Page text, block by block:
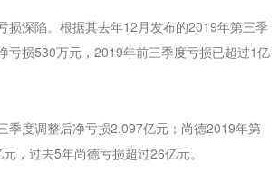
损深陷。根据其去年12月发布的2019年第三季
亏损530万元，2019年前三季度亏损已超过1亿
季度调整后净亏损2.097亿元；尚德2019年第
，过去5年尚德亏损超过26亿元。